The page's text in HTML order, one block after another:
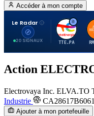
Accéder à mon compte
Le Radar
20 SIGNAUX
T
TTE.PA
Action
Electrovaya Inc. ELVA.TO
Industrie
CA28617B6061
Ajouter à mon portefeuille